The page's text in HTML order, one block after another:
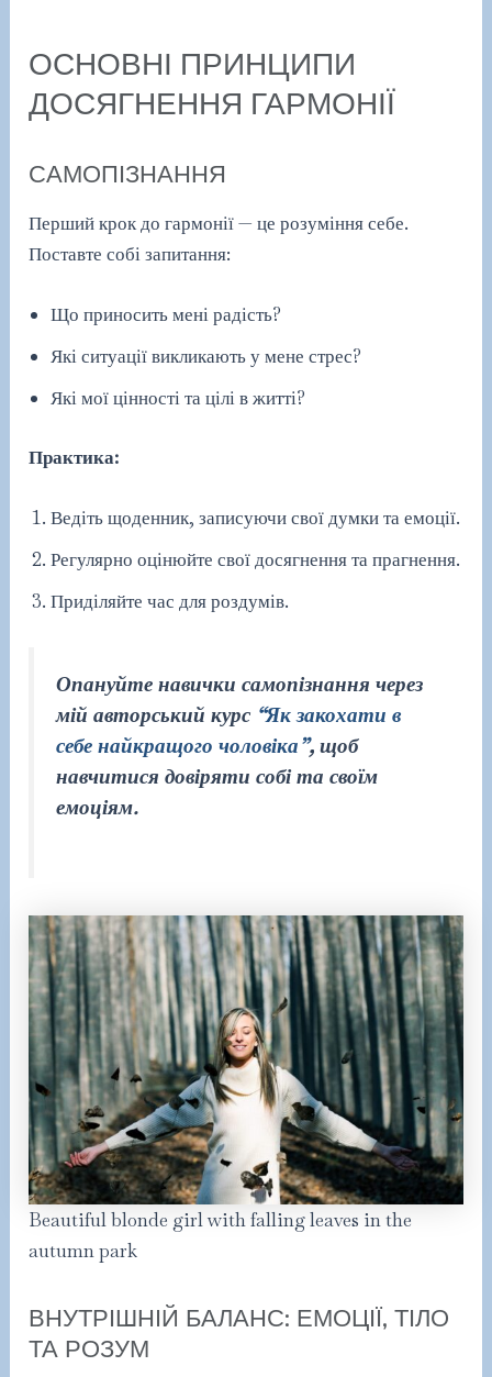
ОСНОВНІ ПРИНЦИПИ
ДОСЯГНЕННЯ ГАРМОНІЇ
САМОПІЗНАННЯ
Перший крок до гармонії — це розуміння себе.
Поставте собі запитання:
Що приносить мені радість?
Які ситуації викликають у мене стрес?
Які мої цінності та цілі в житті?
Практика:
Ведіть щоденник, записуючи свої думки та емоції.
Регулярно оцінюйте свої досягнення та прагнення.
Приділяйте час для роздумів.
Опануйте навички самопізнання через
мій авторський курс “Як закохати в
себе найкращого чоловіка”, щоб
навчитися довіряти собі та своїм
емоціям.
Beautiful blonde girl with falling leaves in the
autumn park
ВНУТРІШНІЙ БАЛАНС: ЕМОЦІЇ, ТІЛО
ТА РОЗУМ